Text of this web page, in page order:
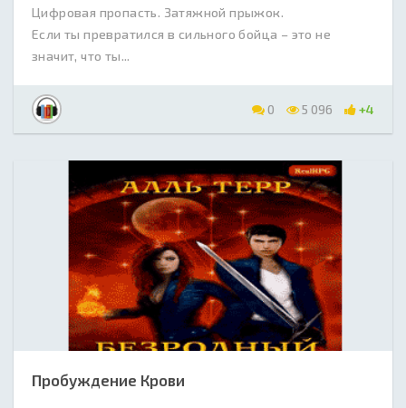
Цифровая пропасть. Затяжной прыжок.
Если ты превратился в сильного бойца – это не
значит, что ты...
0 5 096 +4
Пробуждение Крови